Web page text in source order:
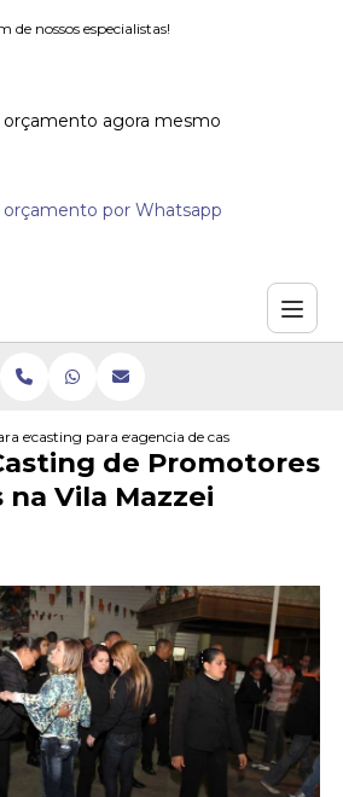
nossos especialistas!
orçamento agora mesmo
orçamento por Whatsapp
eventos
casting para eventos corporativos
agencia de casting de
de Promotores
Vila Mazzei